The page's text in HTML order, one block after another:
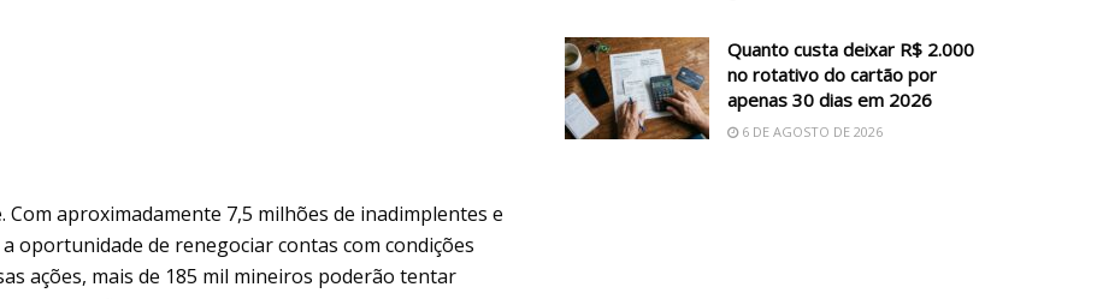
Com aproximadamente 7,5 milhões de inadimplentes e
oportunidade de renegociar contas com condições
ações, mais de 185 mil mineiros poderão tentar
Quanto custa deixar R$ 2.000
no rotativo do cartão por
apenas 30 dias em 2026
6 DE AGOSTO DE 2026